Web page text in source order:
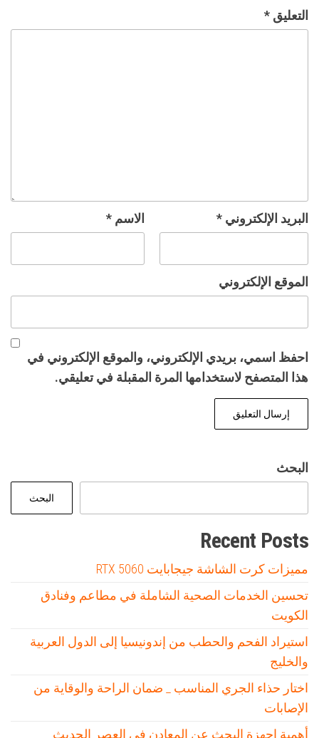
التعليق *
الاسم * البريد الإلكتروني *
الموقع الإلكتروني
احفظ اسمي، بريدي الإلكتروني، والموقع الإلكتروني في
هذا المتصفح لاستخدامها المرة المقبلة في تعليقي.
البحث
البحث
Recent Posts
مميزات كرت الشاشة جيجابايت RTX 5060
تحسين الخدمات الصحية الشاملة في مطاعم وفنادق
الكويت
استيراد الفحم والحطب من إندونيسيا إلى الدول العربية
والخليج
اختار حذاء الجري المناسب _ ضمان الراحة والوقاية من
الإصابات
أهمية اجهزة البحث عن المعادن في العصر الحديث